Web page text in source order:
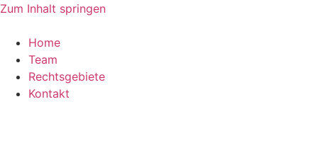
Zum Inhalt springen
Home
Team
Rechtsgebiete
Kontakt